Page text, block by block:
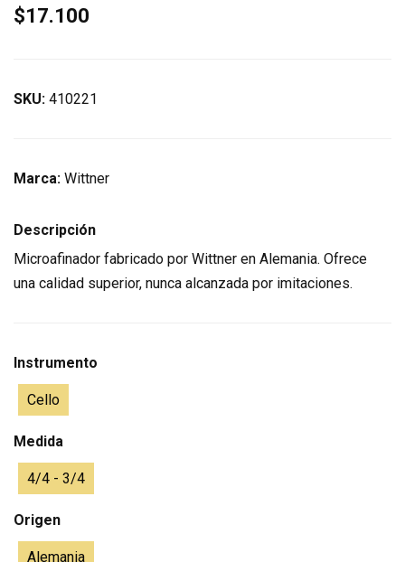
$17.100
SKU: 410221
Marca: Wittner
Descripción
Microafinador fabricado por Wittner en Alemania. Ofrece
una calidad superior, nunca alcanzada por imitaciones.
Instrumento
Cello
Medida
4/4 - 3/4
Origen
Alemania